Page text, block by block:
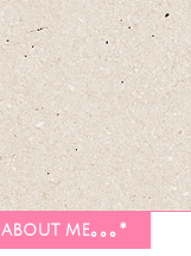
about me｡｡｡*